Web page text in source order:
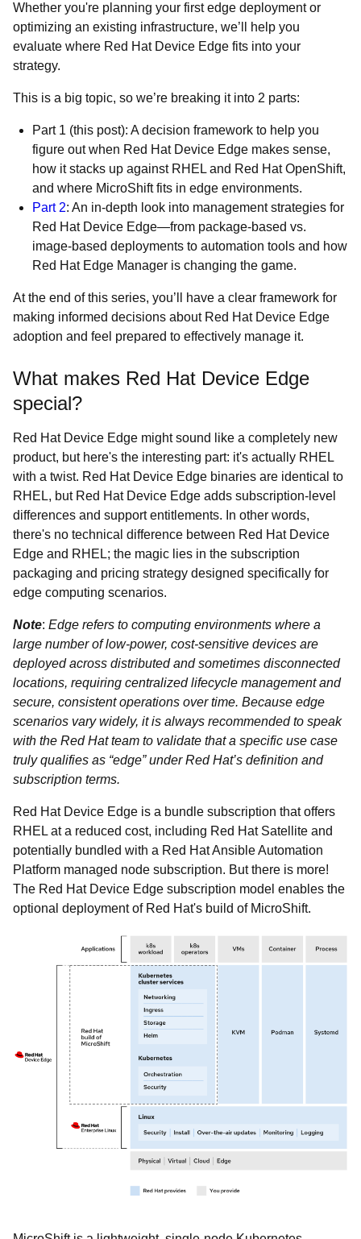
Whether you're planning your first edge deployment or
optimizing an existing infrastructure, we’ll help you
evaluate where Red Hat Device Edge fits into your
strategy.
This is a big topic, so we’re breaking it into 2 parts:
Part 1 (this post): A decision framework to help you
figure out when Red Hat Device Edge makes sense,
how it stacks up against RHEL and Red Hat OpenShift,
and where MicroShift fits in edge environments.
Part 2: An in-depth look into management strategies for
Red Hat Device Edge—from package-based vs.
image-based deployments to automation tools and how
Red Hat Edge Manager is changing the game.
At the end of this series, you’ll have a clear framework for
making informed decisions about Red Hat Device Edge
adoption and feel prepared to effectively manage it.
What makes Red Hat Device Edge
special?
Red Hat Device Edge might sound like a completely new
product, but here's the interesting part: it's actually RHEL
with a twist. Red Hat Device Edge binaries are identical to
RHEL, but Red Hat Device Edge adds subscription-level
differences and support entitlements. In other words,
there's no technical difference between Red Hat Device
Edge and RHEL; the magic lies in the subscription
packaging and pricing strategy designed specifically for
edge computing scenarios.
Note: Edge refers to computing environments where a
large number of low-power, cost-sensitive devices are
deployed across distributed and sometimes disconnected
locations, requiring centralized lifecycle management and
secure, consistent operations over time. Because edge
scenarios vary widely, it is always recommended to speak
with the Red Hat team to validate that a specific use case
truly qualifies as “edge” under Red Hat’s definition and
subscription terms.
Red Hat Device Edge is a bundle subscription that offers
RHEL at a reduced cost, including Red Hat Satellite and
potentially bundled with a Red Hat Ansible Automation
Platform managed node subscription. But there is more!
The Red Hat Device Edge subscription model enables the
optional deployment of Red Hat's build of MicroShift.